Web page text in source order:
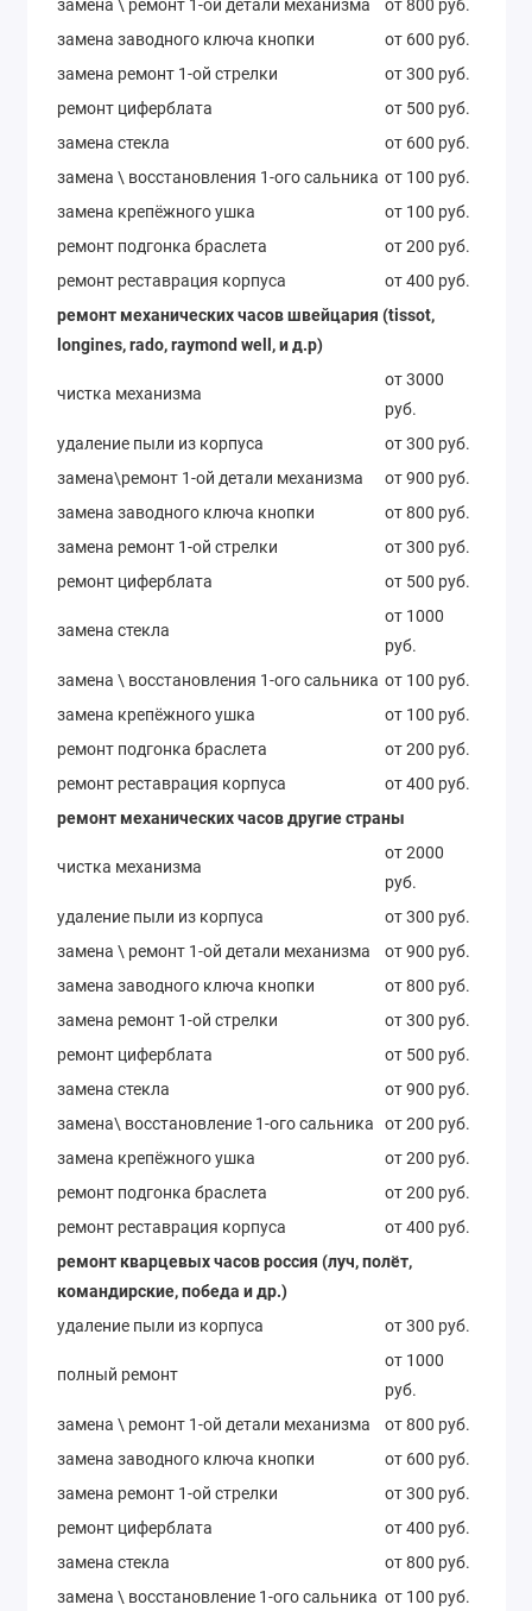
замена \ ремонт 1-ой детали механизма
от 800 руб.
замена заводного ключа кнопки
от 600 руб.
замена ремонт 1-ой стрелки
от 300 руб.
ремонт циферблата
от 500 руб.
замена стекла
от 600 руб.
замена \ восстановления 1-ого сальника от 100 руб.
замена крепёжного ушка
от 100 руб.
ремонт подгонка браслета
от 200 руб.
ремонт реставрация корпуса
от 400 руб.
ремонт механических часов швейцария (tissot,
longines, rado, raymond well, и д.р)
чистка механизма
от 3000
руб.
удаление пыли из корпуса
от 300 руб.
замена\ремонт 1-ой детали механизма
от 900 руб.
замена заводного ключа кнопки
от 800 руб.
замена ремонт 1-ой стрелки
от 300 руб.
ремонт циферблата
от 500 руб.
замена стекла
от 1000
руб.
замена \ восстановления 1-ого сальника от 100 руб.
замена крепёжного ушка
от 100 руб.
ремонт подгонка браслета
от 200 руб.
ремонт реставрация корпуса
от 400 руб.
ремонт механических часов другие страны
чистка механизма
от 2000
руб.
удаление пыли из корпуса
от 300 руб.
замена \ ремонт 1-ой детали механизма
от 900 руб.
замена заводного ключа кнопки
от 800 руб.
замена ремонт 1-ой стрелки
от 300 руб.
ремонт циферблата
от 500 руб.
замена стекла
от 900 руб.
замена\ восстановление 1-ого сальника
от 200 руб.
замена крепёжного ушка
от 200 руб.
ремонт подгонка браслета
от 200 руб.
ремонт реставрация корпуса
от 400 руб.
ремонт кварцевых часов россия (луч, полёт,
командирские, победа и др.)
удаление пыли из корпуса
от 300 руб.
полный ремонт
от 1000
руб.
замена \ ремонт 1-ой детали механизма
от 800 руб.
замена заводного ключа кнопки
от 600 руб.
замена ремонт 1-ой стрелки
от 300 руб.
ремонт циферблата
от 400 руб.
замена стекла
от 800 руб.
замена \ восстановление 1-ого сальника от 100 руб.